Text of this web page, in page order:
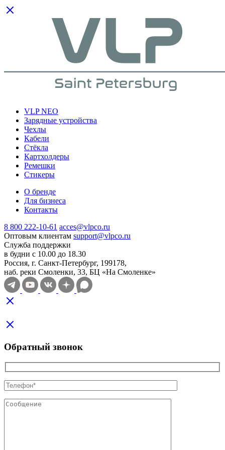
VLP NEO
Зарядные устройства
Чехлы
Кабели
Cтёкла
Картхолдеры
Ремешки
Стикеры
О бренде
Для бизнеса
Контакты
8 800 222-10-61 acces@vlpco.ru
Оптовым клиентам support@vlpco.ru
Служба поддержки
в будни с 10.00 до 18.30
Россия, г. Санкт-Петербург, 199178,
наб. реки Смоленки, 33, БЦ «На Смоленке»
Обратный звонок